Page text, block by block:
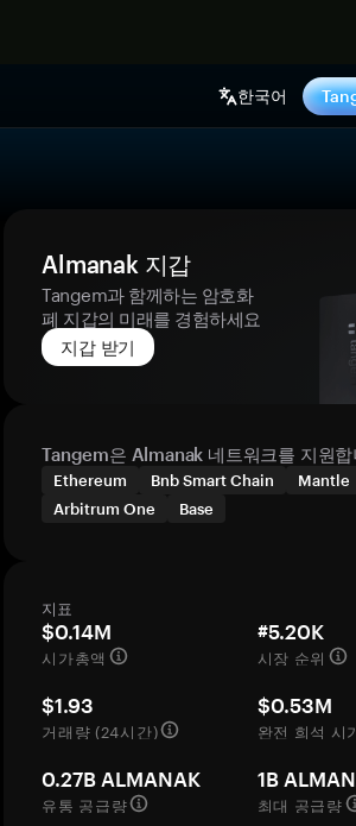
한국어
Almanak 지갑
Tangem과 함께하는 암호화
폐 지갑의 미래를 경험하세요
지갑 받기
Tangem은 Almanak 네트워크를 지원
Ethereum Bnb Smart Chain
Mantle
Arbitrum One
Base
지표
$0.14M
시가총액
#5.20K
시장 순위
$1.93
거래량 (24시간)
$0.53M
완전 희석 시
0.27B ALMANAK
유통 공급량
1B
최대 공급량